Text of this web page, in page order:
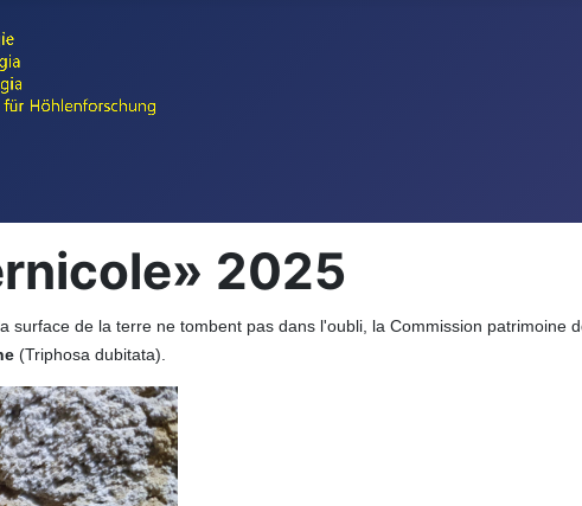
2025
surface de la terre ne tombent pas dans l'oubli, la Commission patrimoine
(Triphosa dubitata).